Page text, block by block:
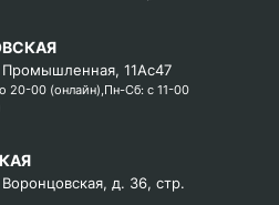
Промышленная, 11Ас47
20-00 (онлайн),Пн-Сб: с 11-00
д. 36, стр.